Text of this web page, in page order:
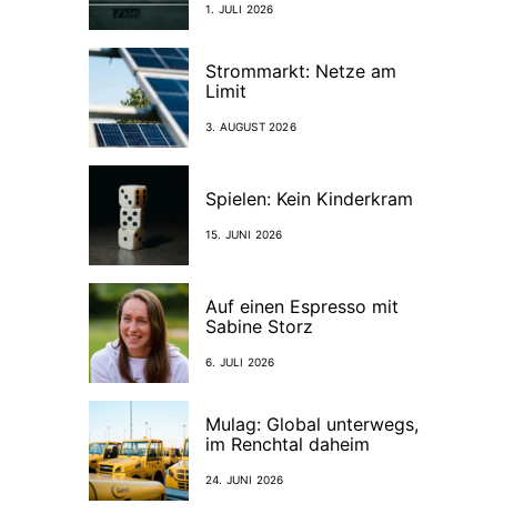
1. JULI 2026
Strommarkt: Netze am
Limit
3. AUGUST 2026
Spielen: Kein Kinderkram
15. JUNI 2026
Auf einen Espresso mit
Sabine Storz
6. JULI 2026
Mulag: Global unterwegs,
im Renchtal daheim
24. JUNI 2026